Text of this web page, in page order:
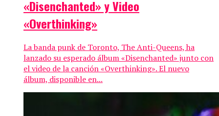
«Disenchanted» y Video
«Overthinking»
La banda punk de Toronto, The Anti-Queens, ha
lanzado su esperado álbum «Disenchanted» junto con
el video de la canción «Overthinking». El nuevo
álbum, disponible en...